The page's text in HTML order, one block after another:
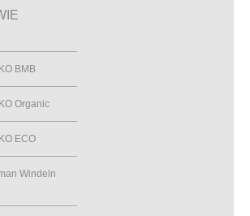
BMB
Organic
ECO
Windeln